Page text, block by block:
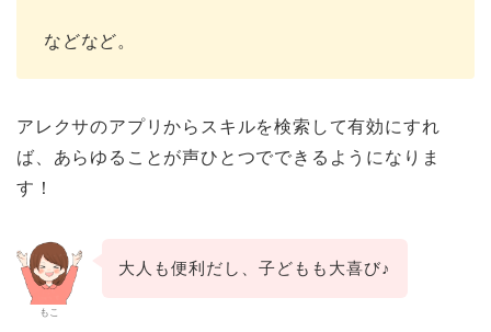
などなど。
アレクサのアプリからスキルを検索して有効にすれ
ば、あらゆることが声ひとつでできるようになりま
す！
もこ
大人も便利だし、子どもも大喜び♪